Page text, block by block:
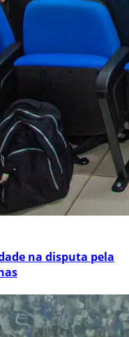
na disputa pela